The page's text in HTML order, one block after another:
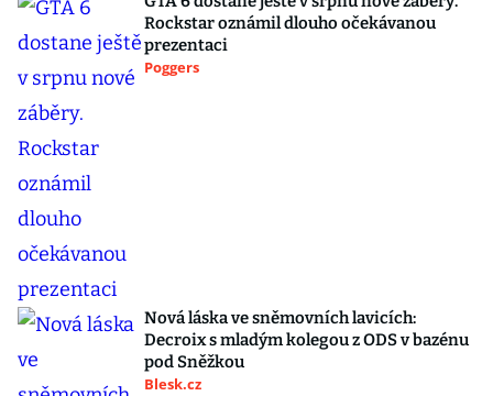
Rockstar oznámil dlouho očekávanou
prezentaci
Poggers
Nová láska ve sněmovních lavicích:
Decroix s mladým kolegou z ODS v bazénu
pod Sněžkou
Blesk.cz